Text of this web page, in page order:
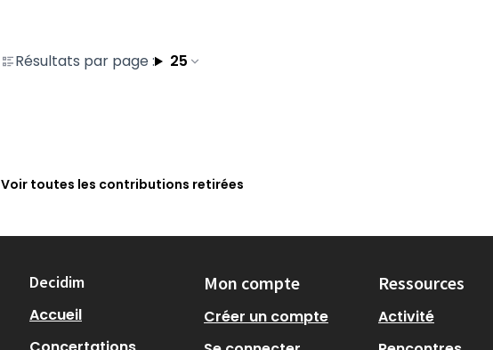
Résultats par page : 25
Voir toutes les contributions retirées
Decidim
Accueil
Mon compte
Créer un compte
Ressources
Activité